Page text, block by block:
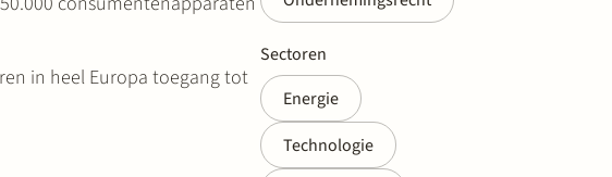
Sectoren
Energie
Technologie
in heel Europa toegang tot